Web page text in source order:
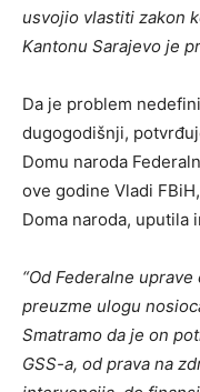
usvojio vlastiti zakon
Kantonu Sarajevo je
Da je problem
dugogodišnji,
Domu naroda
ove godine Vladi
Doma naroda, uputila
“Od Federalne
preuzme ulogu
Smatramo da je on
GSS-a, od prava na